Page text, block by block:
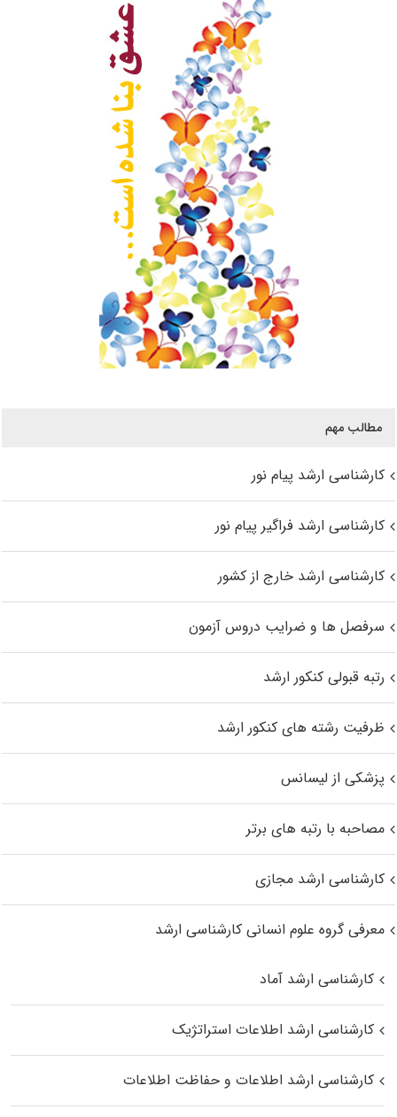
مطالب مهم
کارشناسی ارشد پیام نور
کارشناسی ارشد فراگیر پیام نور
کارشناسی ارشد خارج از کشور
سرفصل ها و ضرایب دروس آزمون
رتبه قبولی کنکور ارشد
ظرفیت رشته های کنکور ارشد
پزشکی از لیسانس
مصاحبه با رتبه های برتر
کارشناسی ارشد مجازی
معرفی گروه علوم انسانی کارشناسی ارشد
کارشناسی ارشد آماد
کارشناسی ارشد اطلاعات استراتژیک
کارشناسی ارشد اطلاعات و حفاظت اطلاعات